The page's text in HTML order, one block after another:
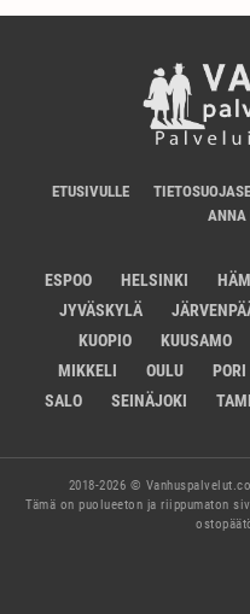
ETUSIVULLE
ANNA
ESPOO HELSINKI
JYVÄSKYLÄ
KUOPIO
KUUSAMO
MIKKELI
OULU PORI
SALO
SEINÄJOKI
2018-2026 ©
Tämä on puolueeton ja riippumaton